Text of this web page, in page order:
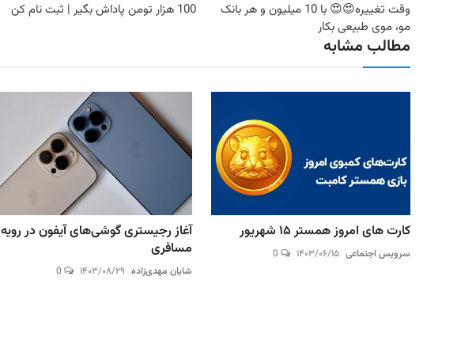
وقت تغییره😍😍 با 10 میلیون و هر بانک
مو، موی طبیعی بکار
100 هزار تومن پاداش بگیر | ثبت نام کن
مطالب مشابه
کارت های امروز همستر ۱۵ شهریور
سرویس اجتماعی ۱۴۰۳/۰۶/۱۵
آغاز رجیستری گوشی‌های آیفون در رویه
مسافری
شایان مهدی‌زاده ۱۴۰۳/۰۸/۲۹ 0